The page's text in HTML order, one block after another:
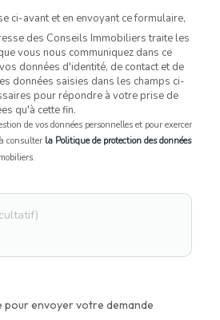
ci-avant et en envoyant ce formulaire,
des Conseils Immobiliers traite les
vous nous communiquez dans ce
données d'identité, de contact et de
données saisies dans les champs ci-
pour répondre à votre prise de
qu'à cette fin.
de vos données personnelles et pour exercer
consulter la Politique de protection des données
pour envoyer votre demande